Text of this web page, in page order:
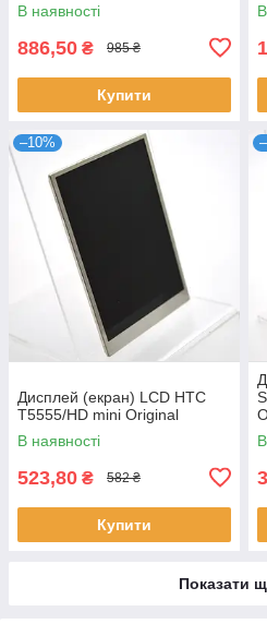
В наявності
886,50 ₴ 985 ₴
Купити
–10%
Дисплей (екран) LCD HTC
T5555/HD mini Original
В наявності
523,80 ₴ 582 ₴
Купити
Показати